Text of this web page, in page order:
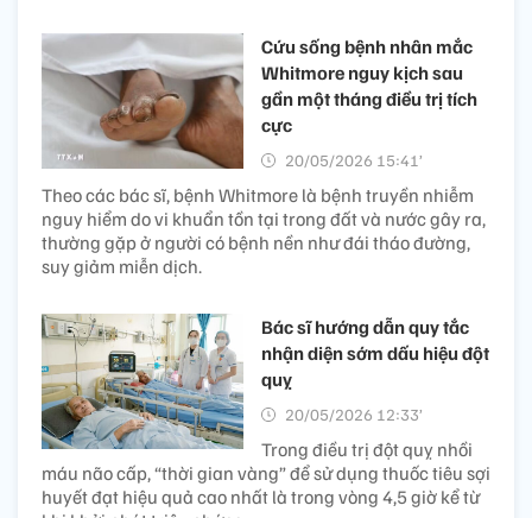
Cứu sống bệnh nhân mắc
Whitmore nguy kịch sau
gần một tháng điều trị tích
cực
20/05/2026 15:41’
Theo các bác sĩ, bệnh Whitmore là bệnh truyền nhiễm
nguy hiểm do vi khuẩn tồn tại trong đất và nước gây ra,
thường gặp ở người có bệnh nền như đái tháo đường,
suy giảm miễn dịch.
Bác sĩ hướng dẫn quy tắc
nhận diện sớm dấu hiệu đột
quỵ
20/05/2026 12:33’
Trong điều trị đột quỵ nhồi
máu não cấp, “thời gian vàng” để sử dụng thuốc tiêu sợi
huyết đạt hiệu quả cao nhất là trong vòng 4,5 giờ kể từ